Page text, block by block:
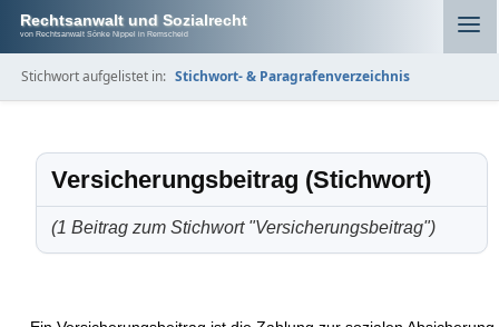
Rechtsanwalt und Sozialrecht
von Rechtsanwalt Sönke Nippel in Remscheid
Stichwort aufgelistet in: Stichwort- & Paragrafenverzeichnis
Versicherungsbeitrag (Stichwort)
(1 Beitrag zum Stichwort "Versicherungsbeitrag")